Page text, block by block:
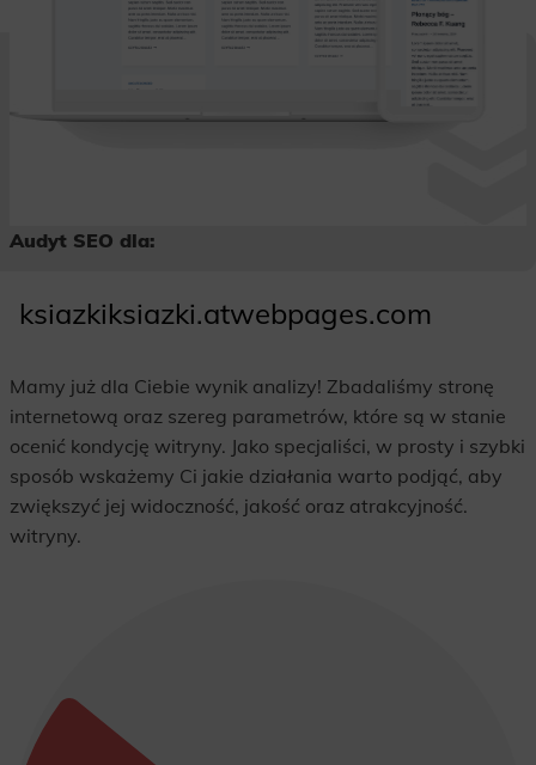
Audyt SEO dla:
ksiazkiksiazki.atwebpages.com
Mamy już dla Ciebie wynik analizy! Zbadaliśmy stronę
internetową oraz szereg parametrów, które są w stanie
ocenić kondycję witryny. Jako specjaliści, w prosty i szybki
sposób wskażemy Ci jakie działania warto podjąć, aby
zwiększyć jej widoczność, jakość oraz atrakcyjność.
witryny.